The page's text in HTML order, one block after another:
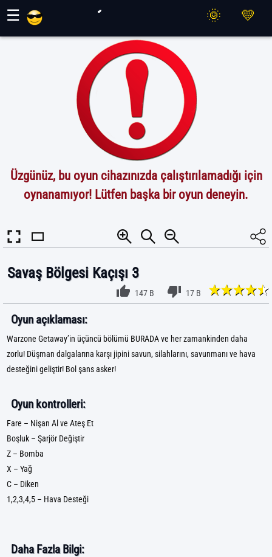
☰
Üzgünüz, bu oyun cihazınızda çalıştırılamadığı için
oynanamıyor! Lütfen başka bir oyun deneyin.
Savaş Bölgesi Kaçışı 3
147 B 17 B
Oyun açıklaması:
Warzone Getaway’in üçüncü bölümü BURADA ve her zamankinden daha
zorlu! Düşman dalgalarına karşı jipini savun, silahlarını, savunmanı ve hava
desteğini geliştir! Bol şans asker!
Oyun kontrolleri:
Fare – Nişan Al ve Ateş Et
Boşluk – Şarjör Değiştir
Z – Bomba
X – Yağ
C – Diken
1,2,3,4,5 – Hava Desteği
Daha Fazla Bilgi: